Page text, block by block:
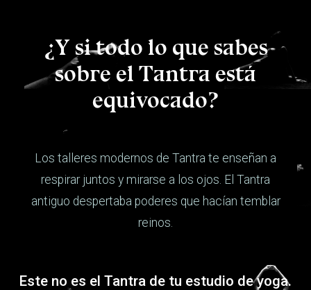
¿Y si todo lo que sabes
sobre el Tantra está
equivocado?
Los talleres modernos de Tantra te enseñan a
respirar juntos y mirarse a los ojos. El Tantra
antiguo despertaba poderes que hacían temblar
reinos.
Este no es el Tantra de tu estudio de yoga.